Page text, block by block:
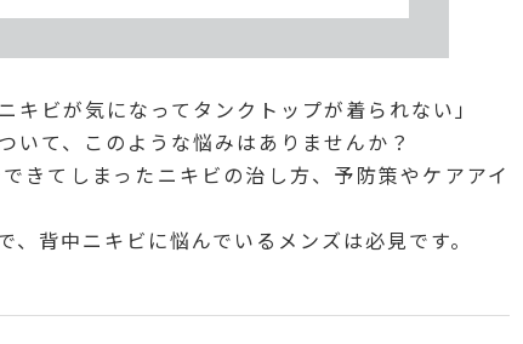
キビが気になってタンクトップが着られない」
いて、このような悩みはありませんか？
きてしまったニキビの治し方、予防策やケアアイ
背中ニキビに悩んでいるメンズは必見です。